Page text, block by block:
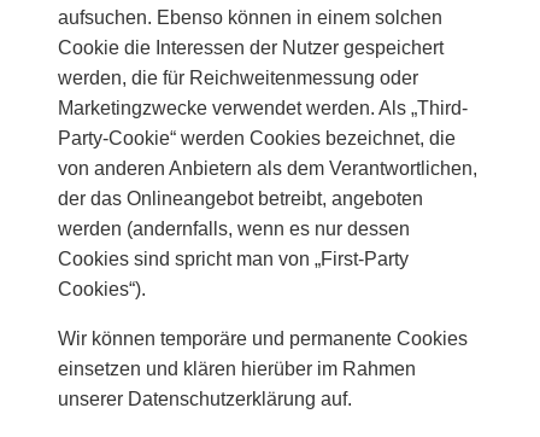
aufsuchen. Ebenso können in einem solchen
Cookie die Interessen der Nutzer gespeichert
werden, die für Reichweitenmessung oder
Marketingzwecke verwendet werden. Als „Third-
Party-Cookie“ werden Cookies bezeichnet, die
von anderen Anbietern als dem Verantwortlichen,
der das Onlineangebot betreibt, angeboten
werden (andernfalls, wenn es nur dessen
Cookies sind spricht man von „First-Party
Cookies“).
Wir können temporäre und permanente Cookies
einsetzen und klären hierüber im Rahmen
unserer Datenschutzerklärung auf.